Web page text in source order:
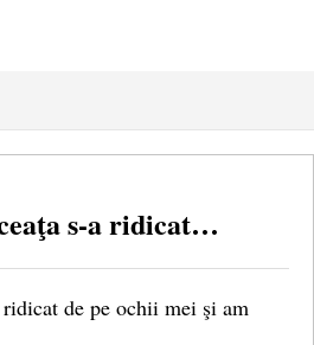
s-a ridicat…
de pe ochii mei şi am